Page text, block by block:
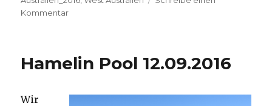
Kommentarzu
Hamelin Pool 12.09.2016
Wir